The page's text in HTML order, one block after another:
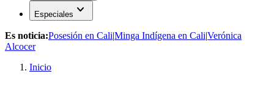
Especiales expand_more
Es noticia:Posesión en Cali|Minga Indígena en Cali|Verónica
Alcocer
Inicio